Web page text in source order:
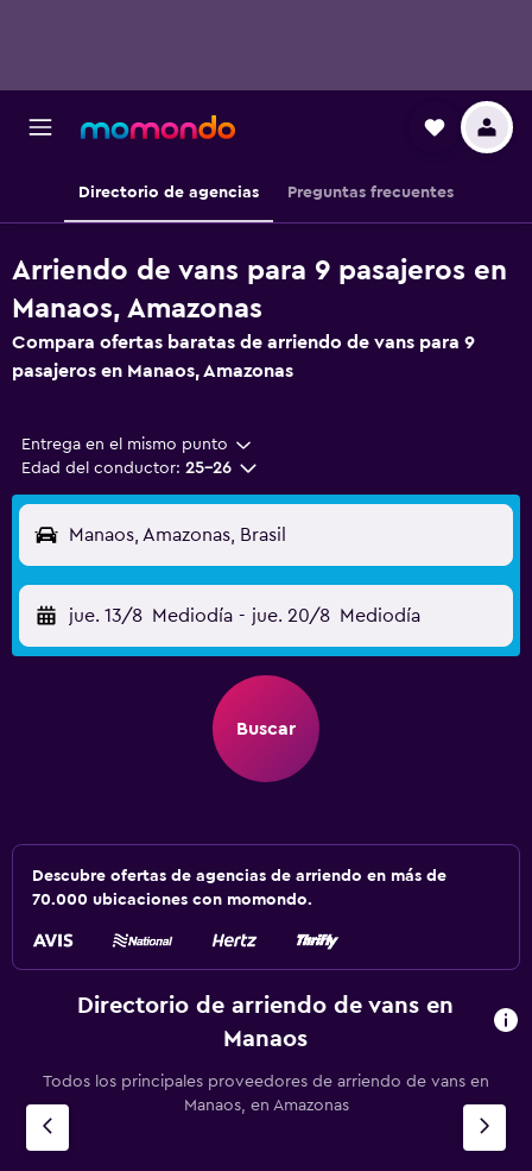
Directorio de agencias Preguntas frecuentes
Arriendo de vans para 9 pasajeros en
Manaos, Amazonas
Compara ofertas baratas de arriendo de vans para 9
pasajeros en Manaos, Amazonas
Entrega en el mismo punto
Edad del conductor: 25-26
Manaos, Amazonas, Brasil
jue. 13/8 Mediodía - jue. 20/8 Mediodía
Buscar
Descubre ofertas de agencias de arriendo en más de
70.000 ubicaciones con momondo.
Directorio de arriendo de vans en
Manaos
Todos los principales proveedores de arriendo de vans en
Manaos, en Amazonas